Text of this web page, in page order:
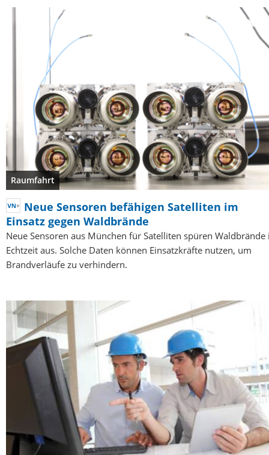
Raumfahrt
Neue Sensoren befähigen Satelliten im
Einsatz gegen Waldbrände
Neue Sensoren aus München für Satelliten spüren Waldbrände
Echtzeit aus. Solche Daten können Einsatzkräfte nutzen, um
Brandverläufe zu verhindern.